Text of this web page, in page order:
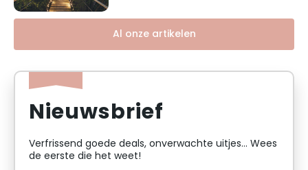
Al onze artikelen
Nieuwsbrief
Verfrissend goede deals, onverwachte uitjes... Wees
de eerste die het weet!